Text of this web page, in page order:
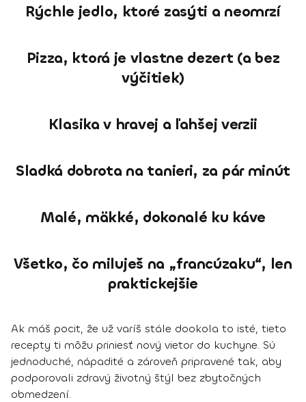
Rýchle jedlo, ktoré zasýti a neomrzí
Pizza, ktorá je vlastne dezert (a bez
výčitiek)
Klasika v hravej a ľahšej verzii
Sladká dobrota na tanieri, za pár minút
Malé, mäkké, dokonalé ku káve
Všetko, čo miluješ na „francúzaku“, len
praktickejšie
Ak máš pocit, že už varíš stále dookola to isté, tieto
recepty ti môžu priniesť nový vietor do kuchyne. Sú
jednoduché, nápadité a zároveň pripravené tak, aby
podporovali zdravý životný štýl bez zbytočných
obmedzení.